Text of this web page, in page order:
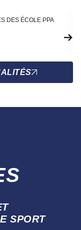
DES ÉCOLE PPA
SPORT